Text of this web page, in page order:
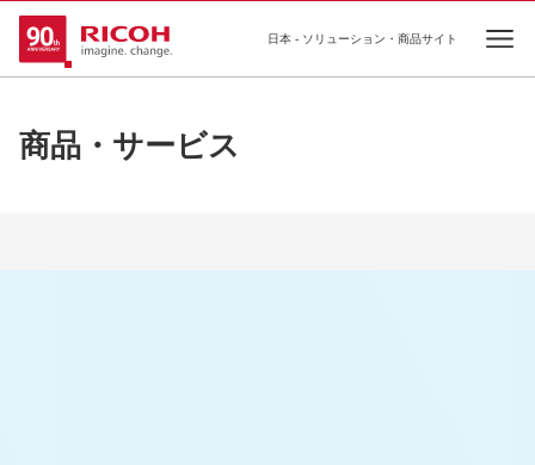
日本 - ソリューション・商品サイト
商品・サービス